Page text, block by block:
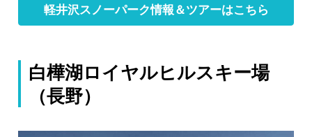
軽井沢スノーパーク情報＆ツアーはこちら
白樺湖ロイヤルヒルスキー場
（長野）